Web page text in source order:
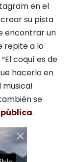
en el
su pista
encontrar un
repite a lo
coquí es de
hacerlo en
musical
se
.